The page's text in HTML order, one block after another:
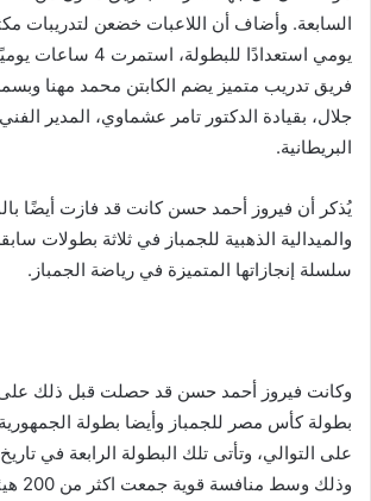
السابعة. وأضاف أن اللاعبات خضعن لتدريبات
يومي استعدادًا للبطولة،
فريق تدريب متميز يضم الكابتن محمد مهنا
جلال، بقيادة الدكتور تامر عشماوي، المدير الفني
البريطانية.
يُذكر أن فيروز أحمد حسن كانت قد فازت أيضًا
والميدالية الذهبية للجمباز في ثلاثة بطولات
سلسلة إنجازاتها المتميزة في رياضة الجمباز.
وكانت فيروز أحمد حسن قد حصلت قبل ذلك على
على التوالي، وتأتى تلك البطولة الرابعة في
وذلك